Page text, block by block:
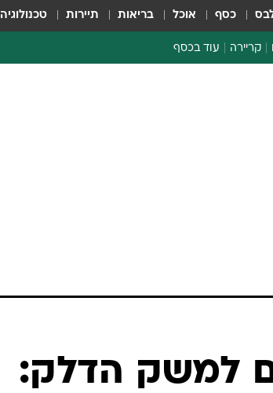
כסף אוכל בריאות תיירות טכנולוגיה
קריירה עוד בכסף
למשק הדלק: